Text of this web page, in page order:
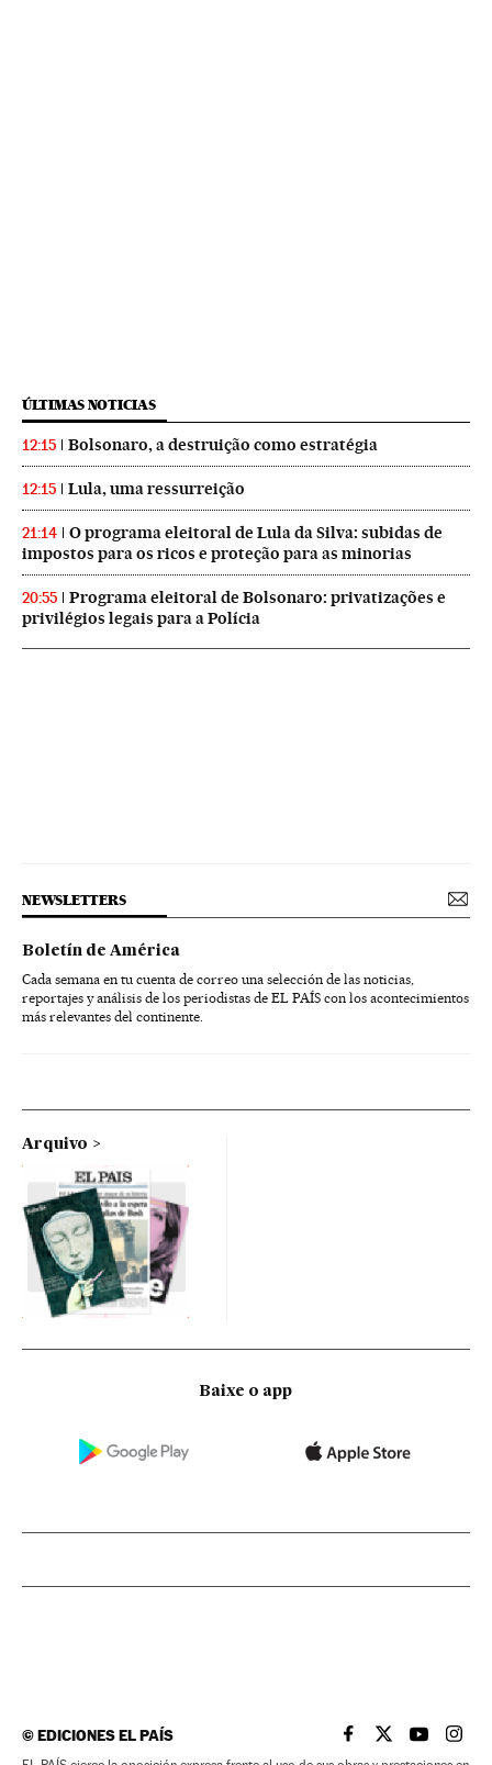
ÚLTIMAS NOTICIAS
12:15 Bolsonaro, a destruição como estratégia
12:15 Lula, uma ressurreição
21:14
O programa eleitoral de Lula da Silva: subidas de
impostos para os ricos e proteção para as minorias
20:55
Programa eleitoral de Bolsonaro: privatizações e
privilégios legais para a Polícia
NEWSLETTERS
Boletín de América
Cada semana en tu cuenta de correo una selección de las noticias,
reportajes y análisis de los periodistas de EL PAÍS con los acontecimientos
más relevantes del continente.
Arquivo
Baixe o app
©EDICIONES EL PAÍS EL PAÍS BRASIL EN
EL PAÍSEL PAÍS
EL